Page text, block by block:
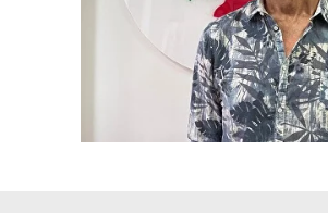
28 anni di esperienza
Le mie lezioni hanno sempre un
pepe in più, perché imparare l’italiano
dovrebbe essere vivace quanto la lingua